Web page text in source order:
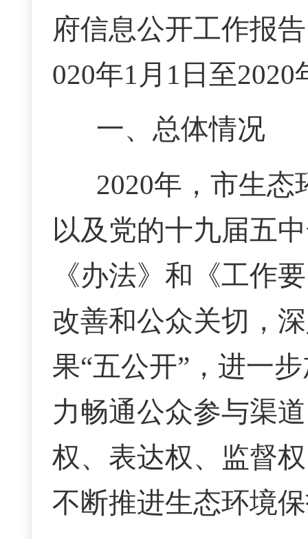
府信息公开工作报
020年1月1日至2020
一、总体情况
2020年，市生
以及党的十九届五
《办法》和《工作
改善和公众关切，
果“五公开”，进一
力畅通公众参与渠
权、表达权、监督
不断推进生态环境